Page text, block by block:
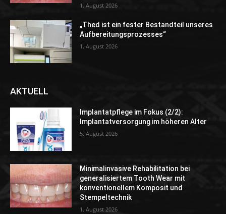
1. August 2026
„Thed ist ein fester Bestandteil unseres
Aufbereitungsprozesses“
1. August 2026
AKTUELL
Implantatpflege im Fokus (2/2):
Implantatversorgung im höheren Alter
5. August 2026
Minimalinvasive Rehabilitation bei
generalisiertem Tooth Wear mit
konventionellem Komposit und
Stempeltechnik
1. August 2026